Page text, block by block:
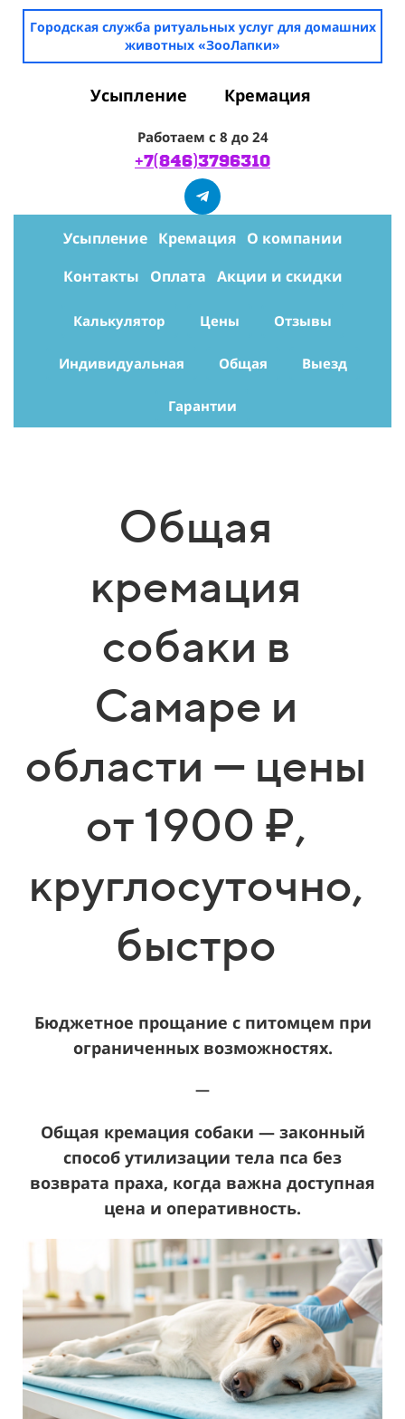
Городская служба ритуальных услуг для домашних
животных «ЗооЛапки»
Усыпление Кремация
Работаем с 8 до 24
+7(846)3796310
Усыпление Кремация
О компании
Контакты
Оплата Акции и скидки
Калькулятор Цены Отзывы
Индивидуальная Общая Выезд
Гарантии
Общая
кремация
собаки в
Самаре и
области — цены
от 1900 ₽,
круглосуточно,
быстро
Бюджетное прощание с питомцем при
ограниченных возможностях.
—
Общая кремация собаки — законный
способ утилизации тела пса без
возврата праха, когда важна доступная
цена и оперативность.